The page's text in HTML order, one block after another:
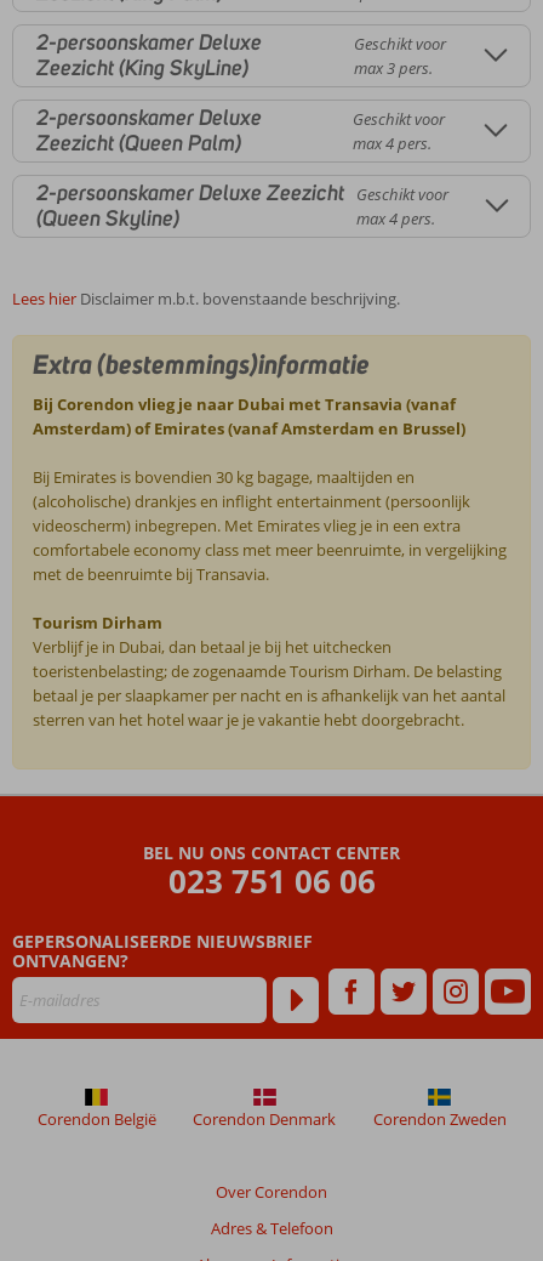
2-persoonskamer Deluxe
Zeezicht (King SkyLine)
Geschikt voor
max 3 pers.
2-persoonskamer Deluxe
Zeezicht (Queen Palm)
Geschikt voor
max 4 pers.
2-persoonskamer Deluxe Zeezicht
(Queen Skyline)
Geschikt voor
max 4 pers.
Lees hier Disclaimer m.b.t. bovenstaande beschrijving.
Extra (bestemmings)informatie
Bij Corendon vlieg je naar Dubai met Transavia (vanaf
Amsterdam) of Emirates (vanaf Amsterdam en Brussel)
Bij Emirates is bovendien 30 kg bagage, maaltijden en
(alcoholische) drankjes en inflight entertainment (persoonlijk
videoscherm) inbegrepen. Met Emirates vlieg je in een extra
comfortabele economy class met meer beenruimte, in vergelijking
met de beenruimte bij Transavia.
Tourism Dirham
Verblijf je in Dubai, dan betaal je bij het uitchecken
toeristenbelasting; de zogenaamde Tourism Dirham. De belasting
betaal je per slaapkamer per nacht en is afhankelijk van het aantal
sterren van het hotel waar je je vakantie hebt doorgebracht.
na
hun
verblijf
in
Palm
BEL NU ONS CONTACT CENTER
023 751 06 06
GEPERSONALISEERDE NIEUWSBRIEF
ONTVANGEN?
Over Corendon
Adres & Telefoon
Corendon België Corendon Denmark Corendon Zweden